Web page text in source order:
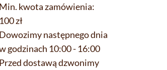
Min. kwota zamówienia:
100 zł
Dowozimy następnego dnia
godzinach 10:00 - 16:00
Przed dostawą dzwonimy